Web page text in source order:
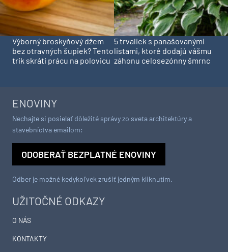
Výborný broskyňový džem
bez otravných šupiek? Tento
trik skráti prácu na polovicu
5 trvaliek s panašovanými
listami, ktoré dodajú vášmu
záhonu celosezónny šmrnc
UŽITOČNÉ ODKAZY
O NÁS
KONTAKTY
ENOVINY
Nechajte si posielať dôležité správy zo sveta architektúry a
stavebníctva emailom:
ODOBERAŤ BEZPLATNÉ ENOVINY
Odber je možné kedykoľvek zrušiť jedným kliknutím.